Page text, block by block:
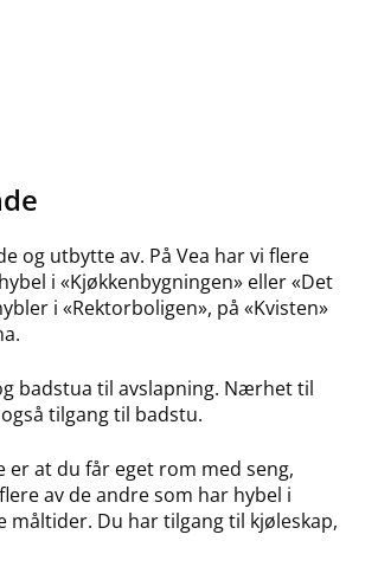
og utbytte av. På Vea har vi flere
i «Kjøkkenbygningen» eller «Det
i «Rektorboligen», på «Kvisten»
badstua til avslapning. Nærhet til
tilgang til badstu.
er at du får eget rom med seng,
av de andre som har hybel i
måltider. Du har tilgang til kjøleskap,